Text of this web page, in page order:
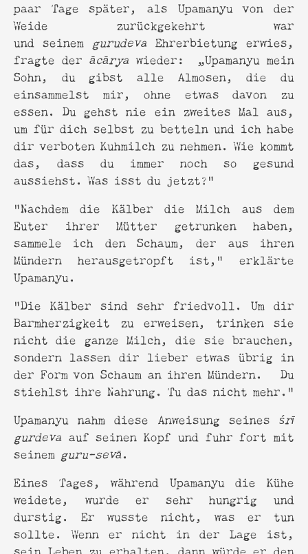
paar Tage später, als Upamanyu von der
Weide zurückgekehrt war
und seinem gurudevaEhrerbietung erwies,
fragte der ācāryawieder: „Upamanyu mein
Sohn, du gibst alle Almosen, die du
einsammelst mir, ohne etwas davon zu
essen. Du gehst nie ein zweites Mal aus,
um für dich selbst zu betteln und ich habe
dir verboten Kuhmilch zu nehmen. Wie kommt
das, dass du immer noch so gesund
aussiehst. Was isst du jetzt?”
“Nachdem die Kälber die Milch aus dem
Euter ihrer Mütter getrunken haben,
sammele ich den Schaum, der aus ihren
Mündern herausgetropft ist,“ erklärte
Upamanyu.
“Die Kälber sind sehr friedvoll. Um dir
Barmherzigkeit zu erweisen, trinken sie
nicht die ganze Milch, die sie brauchen,
sondern lassen dir lieber etwas übrig in
der Form von Schaum an ihren Mündern. Du
stiehlst ihre Nahrung. Tu das nicht mehr.“
Upamanyu nahm diese Anweisung seines śrī
gurdeva auf seinen Kopf und fuhr fort mit
seinem guru-sevā.
Eines Tages, während Upamanyu die Kühe
weidete, wurde er sehr hungrig und
durstig. Er wusste nicht, was er tun
sollte. Wenn er nicht in der Lage ist,
sein Leben zu erhalten, dann würde er den